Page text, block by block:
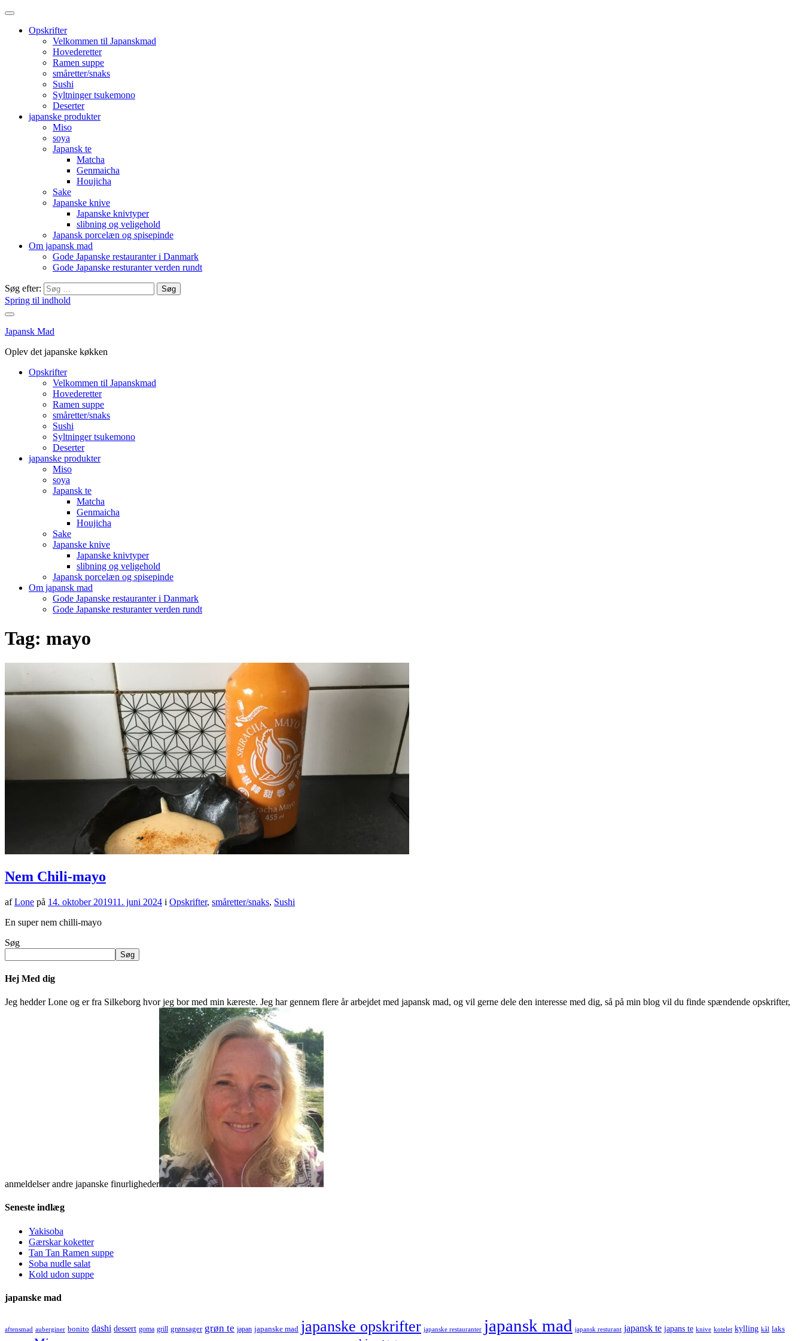
Opskrifter
Velkommen til Japanskmad
Hovederetter
Ramen suppe
småretter/snaks
Sushi
Syltninger tsukemono
Deserter
japanske produkter
Miso
soya
Japansk te
Matcha
Genmaicha
Houjicha
Sake
Japanske knive
Japanske knivtyper
slibning og veligehold
Japansk porcelæn og spisepinde
Om japansk mad
Gode Japanske restauranter i Danmark
Gode Japanske resturanter verden rundt
Søg efter:
Spring til indhold
Japansk Mad
Oplev det japanske køkken
Opskrifter
Velkommen til Japanskmad
Hovederetter
Ramen suppe
småretter/snaks
Sushi
Syltninger tsukemono
Deserter
japanske produkter
Miso
soya
Japansk te
Matcha
Genmaicha
Houjicha
Sake
Japanske knive
Japanske knivtyper
slibning og veligehold
Japansk porcelæn og spisepinde
Om japansk mad
Gode Japanske restauranter i Danmark
Gode Japanske resturanter verden rundt
Tag: mayo
Nem Chili-mayo
afLone på 14. oktober 201911. juni 2024 i Opskrifter, småretter/snaks, Sushi
En super nem chilli-mayo
Søg
Søg
Hej Med dig
Jeg hedder Lone og er fra Silkeborg hvor jeg bor med min kæreste. Jeg har gennem flere år arbejdet med japansk mad, og vil gerne dele den interesse med dig, så på min blog vil du finde spændende opskrifter,
anmeldelser andre japanske finurligheder
Seneste indlæg
Yakisoba
Gærskar koketter
Tan Tan Ramen suppe
Soba nudle salat
Kold udon suppe
japanske mad
aftensmad auberginer bonito dashi dessert goma grill grønsager grøn te japan japanske mad japanske opskrifter japanske restauranter japansk mad japansk resturant japansk te japans te knive kotelet kylling kål laks